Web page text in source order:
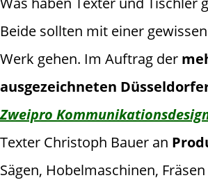
Beide sollten mit einer
Werk gehen. Im Auftrag der
ausgezeichneten
Zweipro
Texter Christoph Bauer an
Sägen, Hobelmaschinen,